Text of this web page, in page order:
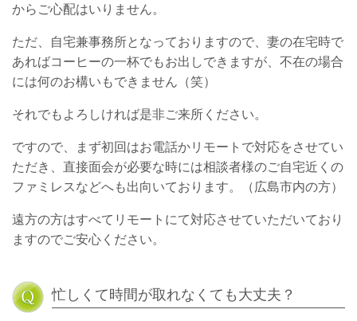
からご心配はいりません。
ただ、自宅兼事務所となっておりますので、妻の在宅時で
あればコーヒーの一杯でもお出しできますが、不在の場合
には何のお構いもできません（笑）
それでもよろしければ是非ご来所ください。
ですので、まず初回はお電話かリモートで対応をさせてい
ただき、直接面会が必要な時には相談者様のご自宅近くの
ファミレスなどへも出向いております。（広島市内の方）
遠方の方はすべてリモートにて対応させていただいており
ますのでご安心ください。
忙しくて時間が取れなくても大丈夫？